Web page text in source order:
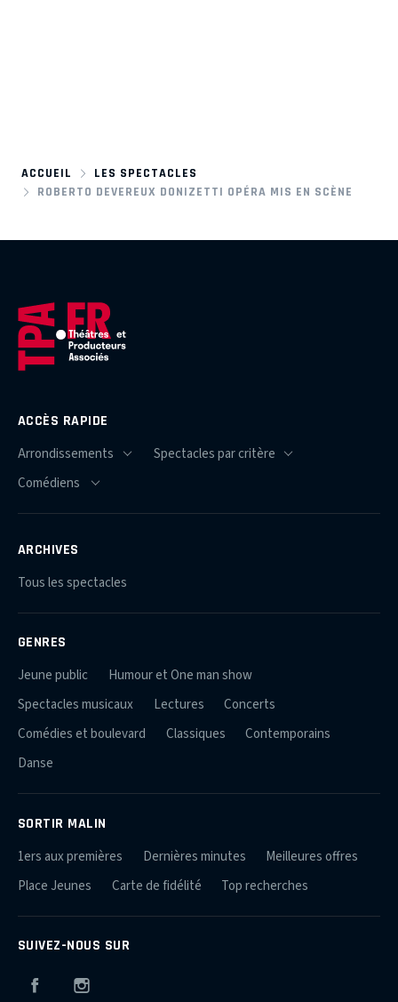
ACCUEIL
LES SPECTACLES
ROBERTO DEVEREUX DONIZETTI OPÉRA MIS EN SCÈNE
ACCÈS RAPIDE
ARCHIVES
Tous les spectacles
GENRES
Jeune public
Humour et One man show
Spectacles musicaux
Lectures
Concerts
Comédies et boulevard
Classiques
Contemporains
Danse
SORTIR MALIN
1ers aux premières Dernières minutes
Meilleures offres
Place Jeunes
Carte de fidélité Top recherches
SUIVEZ-NOUS SUR
Facebook